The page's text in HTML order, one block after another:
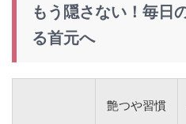
もう隠さない！毎日
る首元へ
艶つや習慣